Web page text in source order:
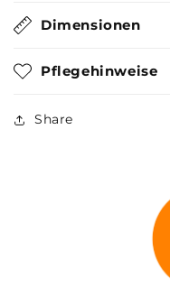
Dimensionen
Pflegehinweise
Share